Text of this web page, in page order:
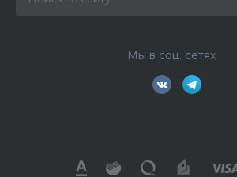
Мы в соц. сетях